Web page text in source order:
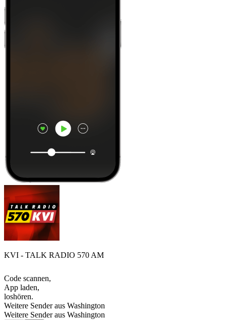
KVI - TALK RADIO 570 AM
Code scannen,
App laden,
loshören.
Weitere Sender aus Washington
Weitere Sender aus Washington